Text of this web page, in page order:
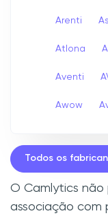
Arenti
Atlona
Aventi
Awow
Todos os
O Camlytics não
associação com